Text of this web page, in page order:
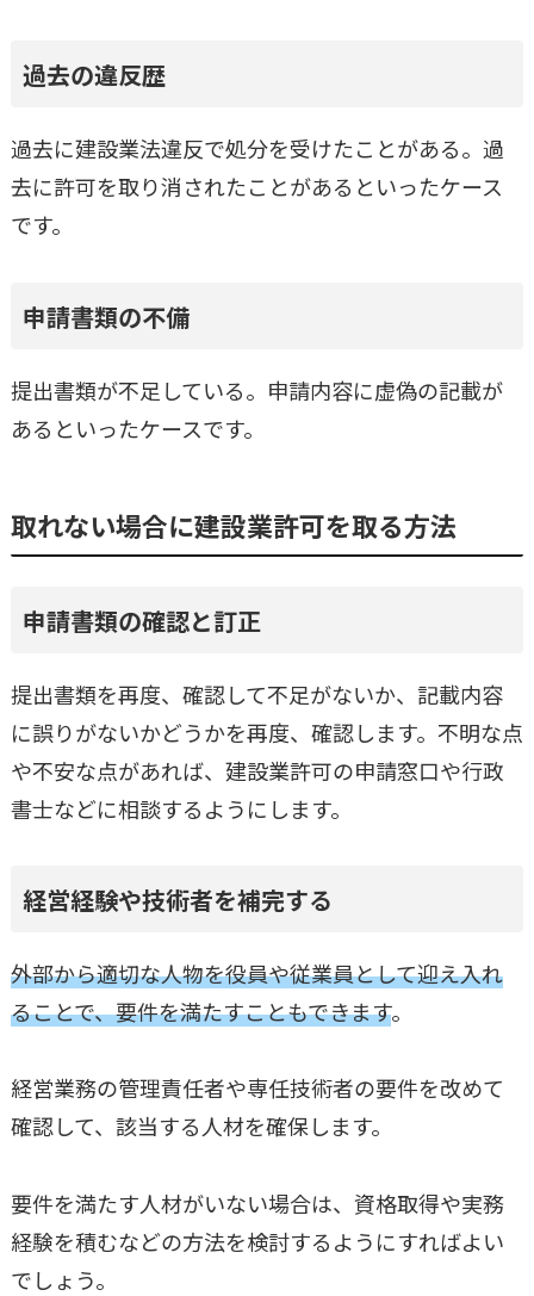
過去の違反歴
過去に建設業法違反で処分を受けたことがある。過
去に許可を取り消されたことがあるといったケース
です。
申請書類の不備
提出書類が不足している。申請内容に虚偽の記載が
あるといったケースです。
取れない場合に建設業許可を取る方法
申請書類の確認と訂正
提出書類を再度、確認して不足がないか、記載内容
に誤りがないかどうかを再度、確認します。不明な点
や不安な点があれば、建設業許可の申請窓口や行政
書士などに相談するようにします。
経営経験や技術者を補完する
外部から適切な人物を役員や従業員として迎え入れ
ることで、要件を満たすこともできます。
経営業務の管理責任者や専任技術者の要件を改めて
確認して、該当する人材を確保します。
要件を満たす人材がいない場合は、資格取得や実務
経験を積むなどの方法を検討するようにすればよい
でしょう。